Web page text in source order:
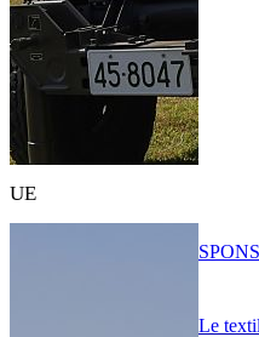
UE
Le